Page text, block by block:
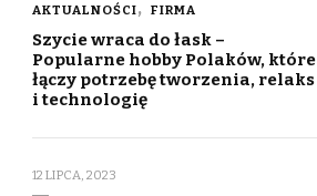
AKTUALNOŚCI FIRMA
Szycie wraca do łask –
Popularne hobby Polaków, które
łączy potrzebę tworzenia, relaks
i technologię
12 LIPCA, 2023